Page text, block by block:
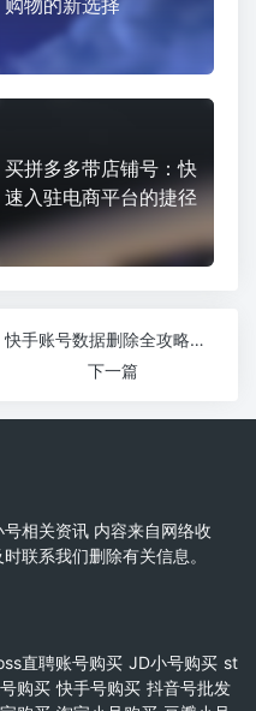
购物的新选择
买拼多多带店铺号：快
速入驻电商平台的捷径
快手账号数据删除全攻略：保护隐私从现在开始
下一篇
相关资讯 内容来自网络收
联系我们删除有关信息。
直聘账号购买 JD小号购买 st
购买 快手号购买 抖音号批发